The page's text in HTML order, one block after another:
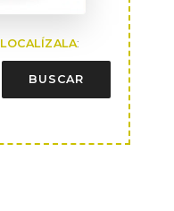
LOCALÍZALA:
BUSCAR